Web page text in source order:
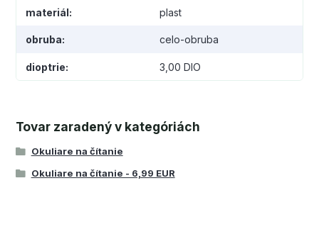
materiál plast
obruba celo-obruba
dioptrie 3,00 DIO
Tovar zaradený v kategóriách
Okuliare na čítanie
Okuliare na čítanie - 6,99 EUR